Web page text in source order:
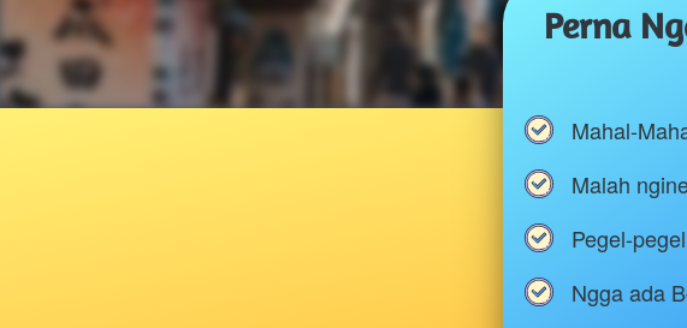
Perna
Mahal-
Malah
Pegel-
Ngga ada